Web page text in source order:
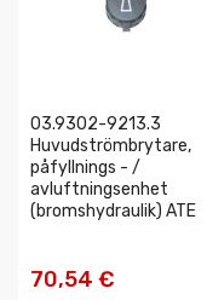
03.9302-9213.3
Huvudströmbrytare,
påfyllnings - /
avluftningsenhet
(bromshydraulik) ATE
70,54 €